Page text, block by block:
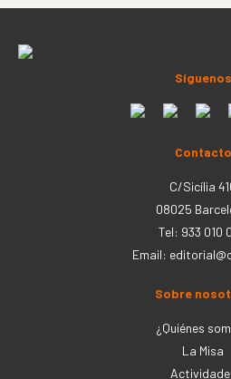
Síguenos
Contacto
C/Sicília
08025
Tel: 933 010
Email:
Sobre
¿Quiénes
La Misa